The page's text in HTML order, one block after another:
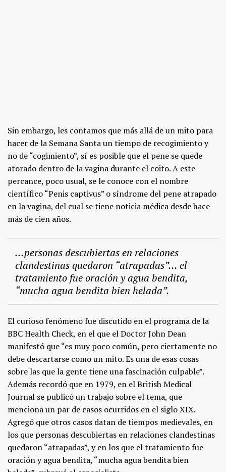
Sin embargo, les contamos que más allá de un mito para
hacer de la Semana Santa un tiempo de recogimiento y
no de “cogimiento”, sí es posible que el pene se quede
atorado dentro de la vagina durante el coito. A este
percance, poco usual, se le conoce con el nombre
científico “Penis captivus” o síndrome del pene atrapado
en la vagina, del cual se tiene noticia médica desde hace
más de cien años.
…personas descubiertas en relaciones
clandestinas quedaron “atrapadas”… el
tratamiento fue oración y agua bendita,
“mucha agua bendita bien helada”.
El curioso fenómeno fue discutido en el programa de la
BBC Health Check, en el que el Doctor John Dean
manifestó que “es muy poco común, pero ciertamente no
debe descartarse como un mito. Es una de esas cosas
sobre las que la gente tiene una fascinación culpable”.
Además recordó que en 1979, en el British Medical
Journal se publicó un trabajo sobre el tema, que
menciona un par de casos ocurridos en el siglo XIX.
Agregó que otros casos datan de tiempos medievales, en
los que personas descubiertas en relaciones clandestinas
quedaron “atrapadas”, y en los que el tratamiento fue
oración y agua bendita, “mucha agua bendita bien